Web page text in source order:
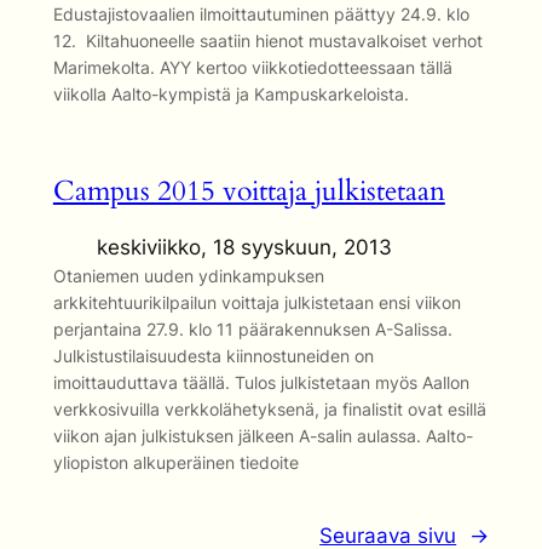
Edustajistovaalien ilmoittautuminen päättyy 24.9. klo
12. Kiltahuoneelle saatiin hienot mustavalkoiset verhot
Marimekolta. AYY kertoo viikkotiedotteessaan tällä
viikolla Aalto-kympistä ja Kampuskarkeloista.
Campus 2015 voittaja julkistetaan
keskiviikko, 18 syyskuun, 2013
Otaniemen uuden ydinkampuksen
arkkitehtuurikilpailun voittaja julkistetaan ensi viikon
perjantaina 27.9. klo 11 päärakennuksen A-Salissa.
Julkistustilaisuudesta kiinnostuneiden on
imoittauduttava täällä. Tulos julkistetaan myös Aallon
verkkosivuilla verkkolähetyksenä, ja finalistit ovat esillä
viikon ajan julkistuksen jälkeen A-salin aulassa. Aalto-
yliopiston alkuperäinen tiedoite
Seuraava sivu →